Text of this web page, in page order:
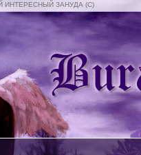
ИНТЕРЕСНЫЙ ЗАНУДА (С)